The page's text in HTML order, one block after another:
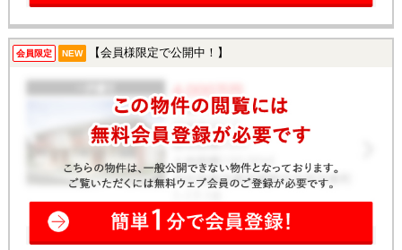
会員限定 NEW 【会員様限定で公開中！】